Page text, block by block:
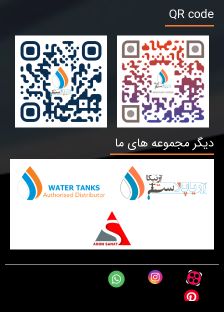
QR code
دیگر مجموعه های ما